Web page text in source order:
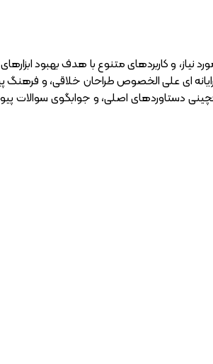
و کاربردهای متنوع با هدف بهبود ابزارهای
ای علی الخصوص طراحان خلاقی، و فرهنگ
دستاوردهای اصلی، و جوابگوی سوالات